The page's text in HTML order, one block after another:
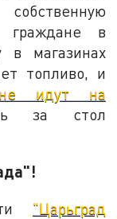
граждане в
в магазинах
топливо, и
идут на
за стол
"Царьград